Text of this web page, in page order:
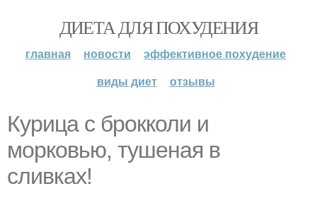
ДИЕТА ДЛЯ ПОХУДЕНИЯ
главная новости
эффективное похудение
виды диет
отзывы
Курица с брокколи и
морковью, тушеная в
сливках!